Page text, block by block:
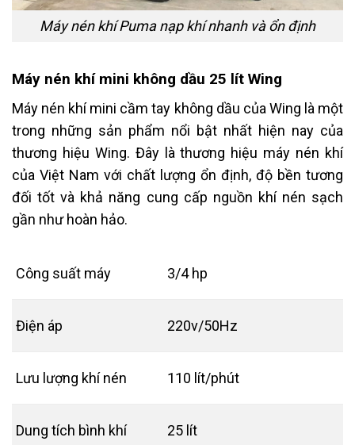
Máy nén khí Puma nạp khí nhanh và ổn định
Máy nén khí mini không dầu 25 lít Wing
Máy nén khí mini cầm tay không dầu của Wing là một
trong những sản phẩm nổi bật nhất hiện nay của
thương hiệu Wing. Đây là thương hiệu máy nén khí
của Việt Nam với chất lượng ổn định, độ bền tương
đối tốt và khả năng cung cấp nguồn khí nén sạch
gần như hoàn hảo.
Công suất máy 3/4 hp
Điện áp 220v/50Hz
Lưu lượng khí nén 110 lít/phút
Dung tích bình khí 25 lít